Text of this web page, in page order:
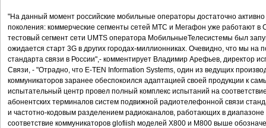
"На данный момент российские мобильные операторы достаточно активно
поколения: коммерческие сегменты сетей МТС и Мегафон уже работают в
тестовый сегмент сети UMTS оператора МобильныеТелесистемы был
ожидается старт 3G в других городах-миллионниках. Очевидно, что мы на
стандарта связи в России",- комментирует Владимир Арефьев, директор
Связи, - "Отрадно, что E-TEN Information Systems, один из ведущих
коммуникаторов заранее обеспокоился адаптацией своей продукции к
испытательный центр провел полный комплекс испытаний на
абонентских терминалов систем подвижной радиотелефонной связи
и частотно-кодовым разделением радиоканалов, работающих в
соответствие коммуникаторов glofiish моделей X800 и М800 выше